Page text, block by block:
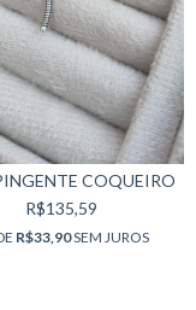
COQUEIRO
R$135,59
R$33,90SEM JUROS